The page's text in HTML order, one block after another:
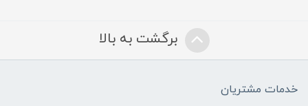
برگشت به بالا
خدمات مشتریان